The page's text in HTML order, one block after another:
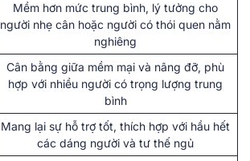
Mềm hơn mức trung bình, lý tưởng cho
người nhẹ cân hoặc người có thói quen nằm
nghiêng
Cân bằng giữa mềm mại và nâng đỡ, phù
hợp với nhiều người có trọng lượng trung
bình
Mang lại sự hỗ trợ tốt, thích hợp với hầu hết
các dáng người và tư thế ngủ